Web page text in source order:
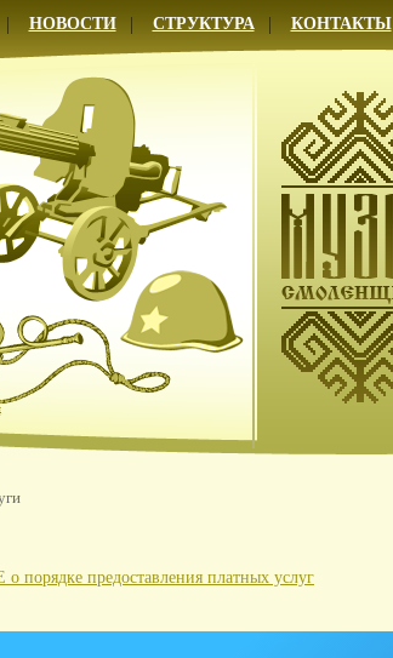
НОВОСТИ СТРУКТУРА КОНТАКТЫ
предоставления платных услуг